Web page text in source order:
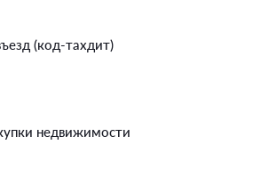
(код-тахдит)
недвижимости